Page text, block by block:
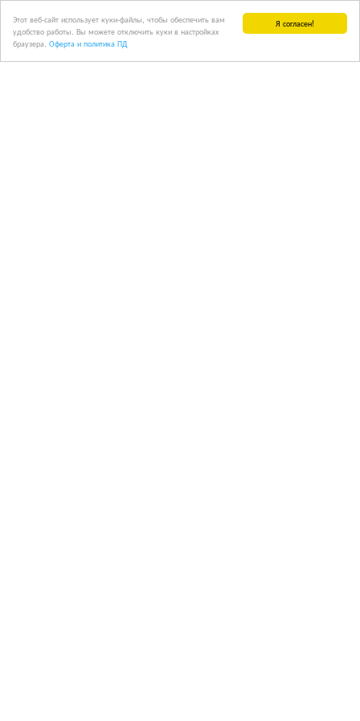
Я согласен!
Этот веб-сайт использует куки-файлы, чтобы обеспечить вам
удобство работы. Вы можете отключить куки в настройках
браузера. Оферта и политика ПД